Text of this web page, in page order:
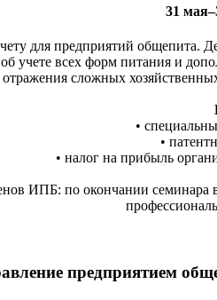
31
для предприятий общепита.
учете всех форм питания и
отражения сложных
•
•
• налог на прибыль
ИПБ: по окончании семинара
предприятием